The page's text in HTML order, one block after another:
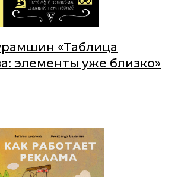
«Таблица
элементы уже близко»